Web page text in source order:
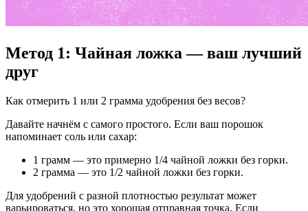
Метод 1: Чайная ложка — ваш лучший
друг
Как отмерить 1 или 2 грамма удобрения без весов?
Давайте начнём с самого простого. Если ваш порошок
напоминает соль или сахар:
1 грамм — это примерно 1/4 чайной ложки без горки.
2 грамма — это 1/2 чайной ложки без горки.
Для удобрений с разной плотностью результат может
варьироваться, но это хорошая отправная точка. Если